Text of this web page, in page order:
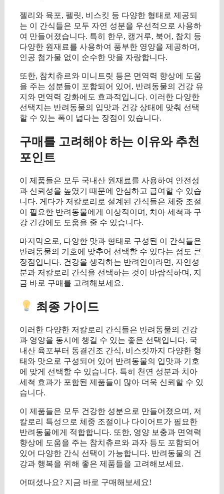
젤리와 육포, 펠릿, 비스킷 등 다양한 형태로 제공되
는 이 간식들은 모두 자연 성분을 우선적으로 사용하
여 만들어졌습니다. 특히 한우, 캥거루, 북어, 참치 등
다양한 원재료를 사용하여 풍부한 영양을 제공하며,
인공 첨가물 없이 순수한 맛을 자랑합니다.
또한, 참치츄르와 미니트릿 등은 면역력 향상에 도움
을 주는 성분들이 포함되어 있어, 반려동물의 건강 유
지와 면역력 강화에도 효과적입니다. 이러한 다양한
선택지는 반려동물의 입맛과 건강 상태에 맞춰 선택
할 수 있는 폭이 넓다는 장점이 있습니다.
구매를 고려해야 하는 이유와 추천
포인트
이 제품들은 모두 국내산 원재료를 사용하여 안전성
과 신뢰성을 높였기 때문에 안심하고 급여할 수 있습
니다. 게다가 저칼로리로 설계된 간식들은 체중 조절
이 필요한 반려동물에게 이상적이며, 치아 세척과 구
강 건강에도 도움을 줄 수 있습니다.
마지막으로, 다양한 맛과 형태로 구성된 이 간식들은
반려동물의 기호에 맞추어 선택할 수 있다는 점도 큰
장점입니다. 건강을 생각하는 반려인이라면, 자연성
분과 저칼로리 간식을 선택하는 것이 바람직하며, 지
금 바로 구매를 고려해보세요.
최종 가이드
이러한 다양한 저칼로리 간식들은 반려동물의 건강
과 영양을 동시에 챙길 수 있는 좋은 선택입니다. 국
내산 육포부터 동결건조 간식, 비스킷까지 다양한 형
태와 맛으로 구성되어 있어 반려동물의 입맛과 기호
에 맞게 선택할 수 있습니다. 특히 천연 성분과 치아
세척 효과가 포함된 제품들이 많아 더욱 신뢰할 수 있
습니다.
이 제품들은 모두 건강한 성분으로 만들어졌으며, 저
칼로리 특성으로 체중 조절이나 다이어트가 필요한
반려동물에게 적합합니다. 또한, 영양 보충과 면역력
향상에 도움을 주는 참치츄르와 과자 등도 포함되어
있어 다양한 간식 선택이 가능합니다. 반려동물의 건
강과 행복을 위해 좋은 제품들을 고려해보세요.
어떠셨나요? 지금 바로 구매해보세요!